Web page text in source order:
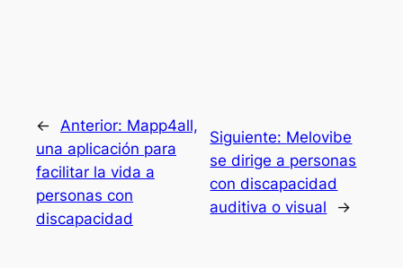
← Anterior: Mapp4all,
una aplicación para
facilitar la vida a
personas con
discapacidad
Siguiente: Melovibe
se dirige a personas
con discapacidad
auditiva o visual
→